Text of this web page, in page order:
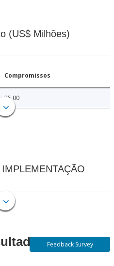
(US$ Milhões)
Compromissos
35.00
Feedback Survey